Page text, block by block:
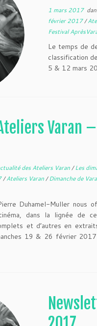
1 mars 2017
février 2017/
Festival
Le temps de
classification
5 & 12 mars
Varan
des Ateliers Varan/Les
/Ateliers Varan/Dimanche de
Duhamel-Muller nous
dans la lignée de
et d’autres en
19 & 26 février 2017